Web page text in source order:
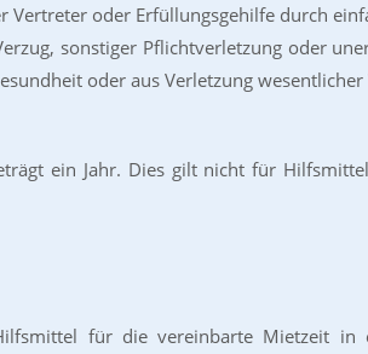
oder Erfüllungsgehilfe durch
sonstiger Pflichtverletzung oder
oder aus Verletzung
ein Jahr. Dies gilt nicht für
für die vereinbarte Mietzeit